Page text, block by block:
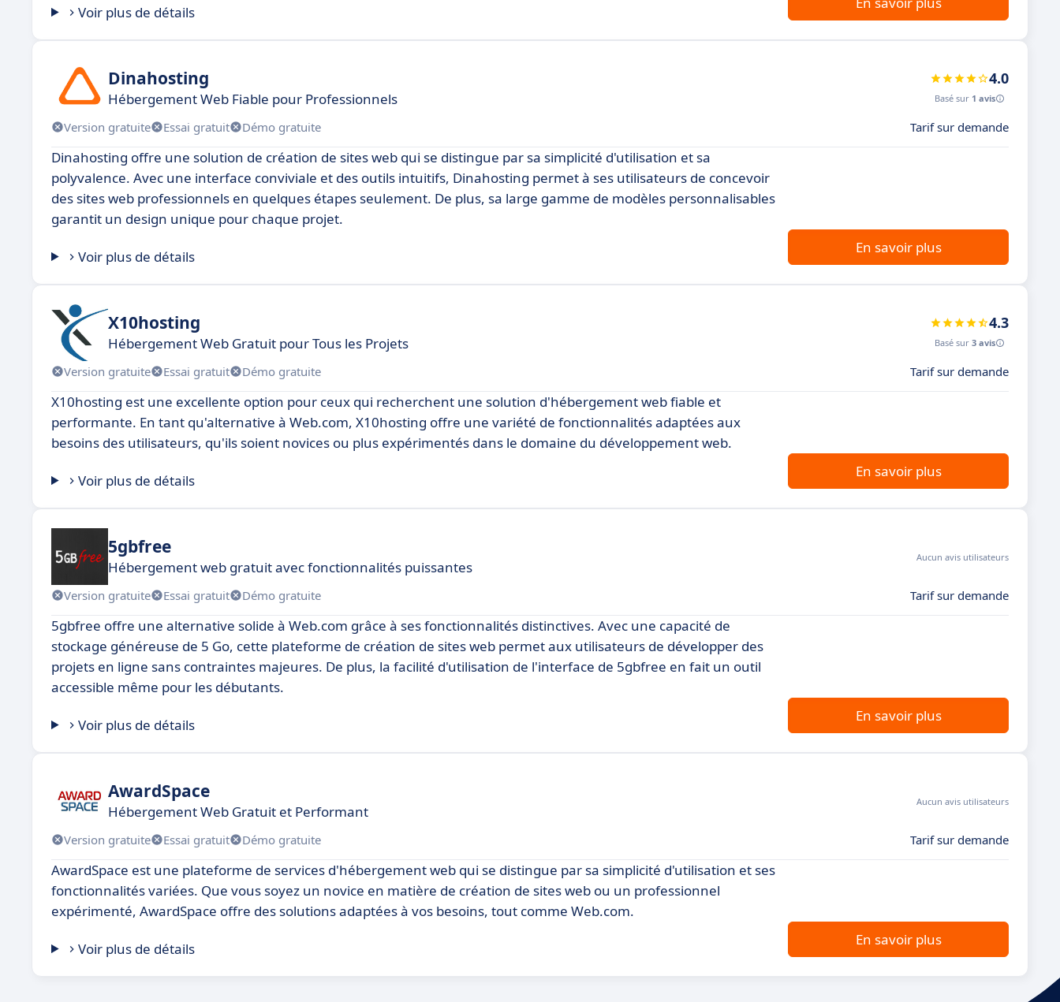
Voir plus de détails
Dinahosting
Hébergement Web Fiable pour Professionnels
4.0
Basé sur 1 avis
Version gratuite Essai gratuit Démo gratuite Tarif sur demande
Dinahosting offre une solution de création de sites web qui se distingue par sa simplicité d'utilisation et sa
polyvalence. Avec une interface conviviale et des outils intuitifs, Dinahosting permet à ses utilisateurs de concevoir
des sites web professionnels en quelques étapes seulement. De plus, sa large gamme de modèles personnalisables
garantit un design unique pour chaque projet.
Voir plus de détails
En savoir plus
X10hosting
Hébergement Web Gratuit pour Tous les Projets
4.3
Basé sur 3 avis
Version gratuite Essai gratuit Démo gratuite Tarif sur demande
X10hosting est une excellente option pour ceux qui recherchent une solution d'hébergement web fiable et
performante. En tant qu'alternative à Web.com, X10hosting offre une variété de fonctionnalités adaptées aux
besoins des utilisateurs, qu'ils soient novices ou plus expérimentés dans le domaine du développement web.
Voir plus de détails
En savoir plus
5gbfree
Hébergement web gratuit avec fonctionnalités puissantes
Aucun avis utilisateurs
Version gratuite Essai gratuit Démo gratuite Tarif sur demande
5gbfree offre une alternative solide à Web.com grâce à ses fonctionnalités distinctives. Avec une capacité de
stockage généreuse de 5 Go, cette plateforme de création de sites web permet aux utilisateurs de développer des
projets en ligne sans contraintes majeures. De plus, la facilité d'utilisation de l'interface de 5gbfree en fait un outil
accessible même pour les débutants.
Voir plus de détails
En savoir plus
AwardSpace
Hébergement Web Gratuit et Performant
Aucun avis utilisateurs
Version gratuite Essai gratuit Démo gratuite Tarif sur demande
AwardSpace est une plateforme de services d'hébergement web qui se distingue par sa simplicité d'utilisation et ses
fonctionnalités variées. Que vous soyez un novice en matière de création de sites web ou un professionnel
expérimenté, AwardSpace offre des solutions adaptées à vos besoins, tout comme Web.com.
Voir plus de détails
En savoir plus